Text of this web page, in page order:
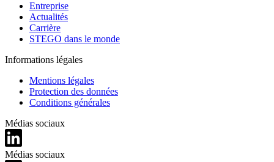
Entreprise
Actualités
Carrière
STEGO dans le monde
Informations légales
Mentions légales
Protection des données
Conditions générales
Médias sociaux
Médias sociaux